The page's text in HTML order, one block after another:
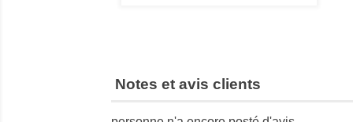
Notes et avis clients